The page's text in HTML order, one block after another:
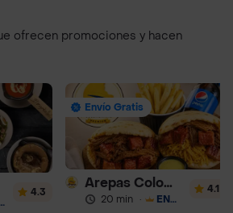
ofrecen promociones y hacen
4.3
Envío Gratis
Arepas Colombianas Premium
20 min · ENVÍO GRATIS
4.1